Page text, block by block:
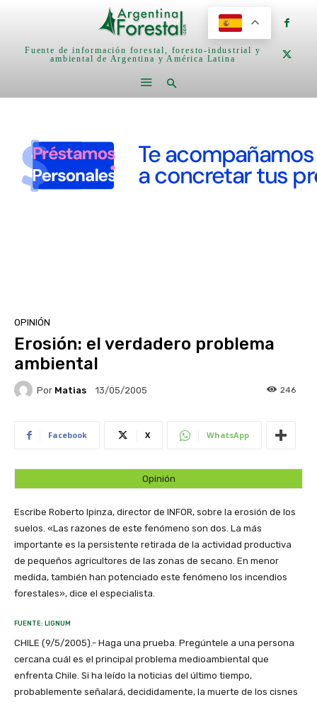
Fuente de información forestal, foresto-industrial y
ambiental de Argentina y América Latina
OPINIÓN
Erosión: el verdadero problema
ambiental
Por Matias 13/05/2005 246
Facebook X WhatsApp
Opinión
Escribe Roberto Ipinza, director de INFOR, sobre la erosión de los
suelos. «Las razones de este fenómeno son dos. La más
importante es la persistente retirada de la actividad productiva
de pequeños agricultores de las zonas de secano. En menor
medida, también han potenciado este fenómeno los incendios
forestales», dice el especialista.
FUENTE: LIGNUM
CHILE (9/5/2005).- Haga una prueba. Pregúntele a una persona
cercana cuál es el principal problema medioambiental que
enfrenta Chile. Si ha leído la noticias del último tiempo,
probablemente señalará, decididamente, la muerte de los cisnes